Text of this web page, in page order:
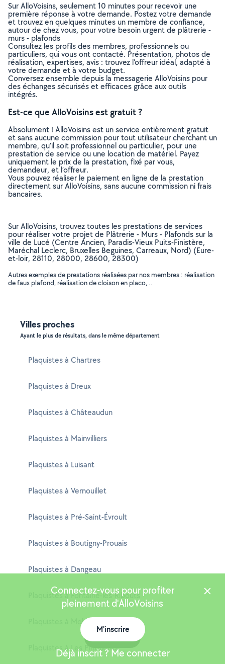
Sur AlloVoisins, seulement 10 minutes pour recevoir une
première réponse à votre demande. Postez votre demande
et trouvez en quelques minutes un membre de confiance,
autour de chez vous, pour votre besoin urgent de plâtrerie -
murs - plafonds
Consultez les profils des membres, professionnels ou
particuliers, qui vous ont contacté. Présentation, photos de
réalisation, expertises, avis : trouvez l'offreur idéal, adapté à
votre demande et à votre budget.
Conversez ensemble depuis la messagerie AlloVoisins pour
des échanges sécurisés et efficaces grâce aux outils
intégrés.
Est-ce que AlloVoisins est gratuit ?
Absolument ! AlloVoisins est un service entièrement gratuit
et sans aucune commission pour tout utilisateur cherchant un
membre, qu’il soit professionnel ou particulier, pour une
prestation de service ou une location de matériel. Payez
uniquement le prix de la prestation, fixé par vous,
demandeur, et l’offreur.
Vous pouvez réaliser le paiement en ligne de la prestation
directement sur AlloVoisins, sans aucune commission ni frais
bancaires.
Sur AlloVoisins, trouvez toutes les prestations de services
pour réaliser votre projet de Plâtrerie - Murs - Plafonds sur la
ville de Lucé (Centre Ancien, Paradis-Vieux Puits-Finistère,
Maréchal Leclerc, Bruxelles Beguines, Carreaux, Nord) (Eure-
et-loir, 28110, 28000, 28600, 28300)
Autres exemples de prestations réalisées par nos membres : réalisation
de faux plafond, réalisation de cloison en placo, ..
Villes proches
Ayant le plus de résultats, dans le même département
Plaquistes à Chartres
Plaquistes à Dreux
Plaquistes à Châteaudun
Plaquistes à Mainvilliers
Plaquistes à Luisant
Plaquistes à Vernouillet
Plaquistes à Pré-Saint-Évroult
Plaquistes à Boutigny-Prouais
Plaquistes à Dangeau
Plaquistes à Fontaine-les-Ribouts
Plaquistes à Moléans
Plaquistes à Les Pinthières
Connectez-vous pour profiter
pleinement d'AlloVoisins
M'inscrire
Déjà inscrit ? Me connecter